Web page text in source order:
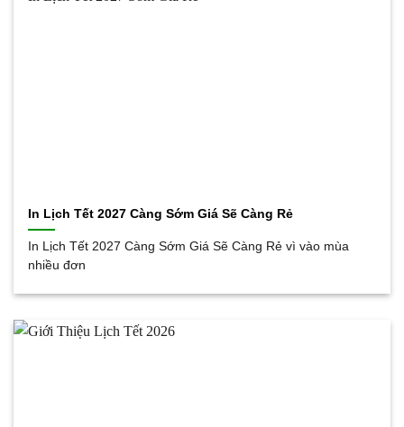
In Lịch Tết 2027 Càng Sớm Giá Sẽ Càng Rẻ
In Lịch Tết 2027 Càng Sớm Giá Sẽ Càng Rẻ vì vào mùa
nhiều đơn